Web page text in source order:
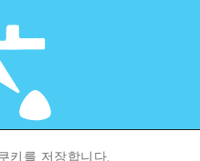
키를 저장합니다.